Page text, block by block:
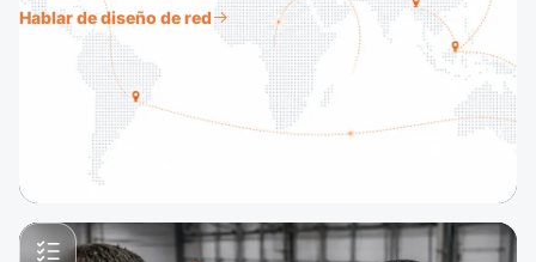
Hablar de diseño de red